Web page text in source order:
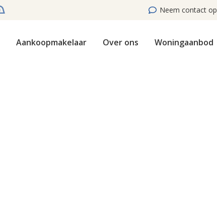
Neem contact op
Aankoopmakelaar Over ons Woningaanbod